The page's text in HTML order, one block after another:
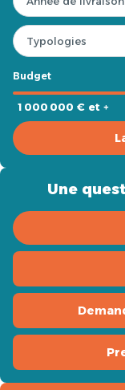
Budget
1 000 000 € et +
Une